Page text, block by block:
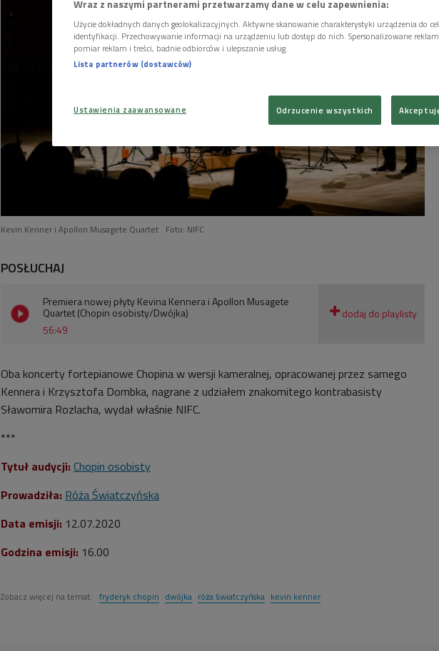
Kevin Kenner i Apollon Musagete Quartet Foto: NIFC
POSŁUCHAJ
56:49
Premiera nowej płyty Kevina Kennera i Apollon Musagete
Quartet (Chopin osobisty/Dwójka)
Oba koncerty fortepianowe Chopina w wersji kameralnej, opracowanej przez samego
Kennera i Krzysztofa Dombka, nagrane z udziałem znakomitego kontrabasisty
Sławomira Rozlacha, wydał właśnie NIFC.
***
Tytuł audycji: Chopin osobisty
Prowadziła: Róża Światczyńska
Data emisji: 12.07.2020
Godzina emisji: 16.00
Zobacz więcej na temat: fryderyk chopin dwójka róża światczyńska kevin kenner
Wraz z naszymi partnerami przetwarzamy dane w celu zapewnienia:
Użycie dokładnych danych geolokalizacyjnych. Aktywne skanowanie charakterystyki urządzenia do
identyfikacji. Przechowywanie informacji na urządzeniu lub dostęp do nich. Spersonalizowane
pomiar reklam i treści, badnie odbiorców i ulepszanie usług.
Lista partnerów (dostawców)
Ustawienia zaawansowane Odrzucenie wszystkich